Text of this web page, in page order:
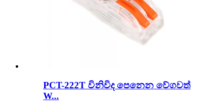
PCT-222T විනිවිද පෙනෙන වේගවත්
W...